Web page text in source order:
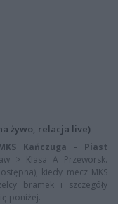
żywo, relacja live)
Kańczuga - Piast
> Klasa A Przeworsk.
kiedy mecz MKS
bramek i szczegóły
poniżej.